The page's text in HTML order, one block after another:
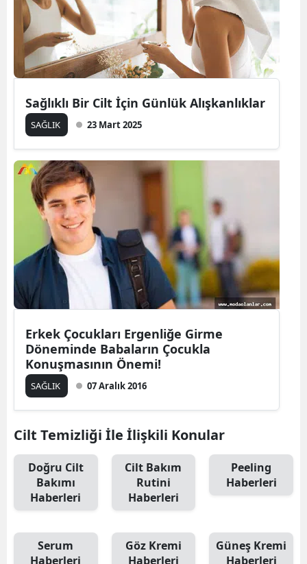
Sağlıklı Bir Cilt İçin Günlük Alışkanlıklar
SAĞLIK 23 Mart 2025
Erkek Çocukları Ergenliğe Girme
Döneminde Babaların Çocukla
Konuşmasının Önemi!
SAĞLIK 07 Aralık 2016
Cilt Temizliği İle İlişkili Konular
Doğru Cilt
Bakımı
Haberleri
Cilt Bakım
Rutini
Haberleri
Peeling
Haberleri
Serum
Haberleri
Göz Kremi
Haberleri
Güneş Kremi
Haberleri